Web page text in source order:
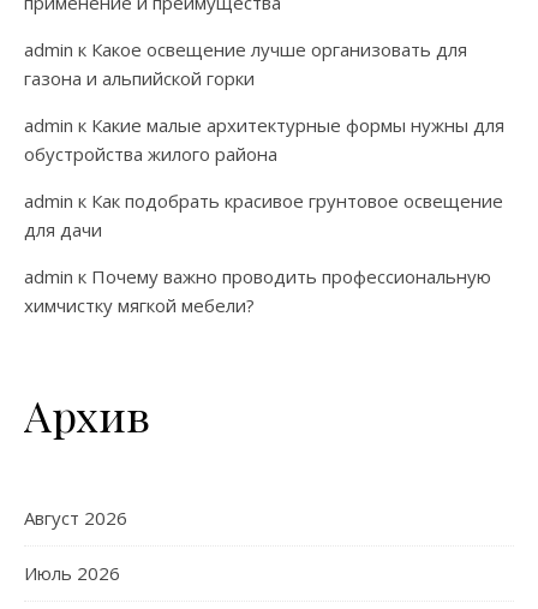
admin к Какое освещение лучше организовать для
газона и альпийской горки
admin к Какие малые архитектурные формы нужны для
обустройства жилого района
admin к Как подобрать красивое грунтовое освещение
для дачи
admin к Почему важно проводить профессиональную
химчистку мягкой мебели?
Архив
Август 2026
Июль 2026